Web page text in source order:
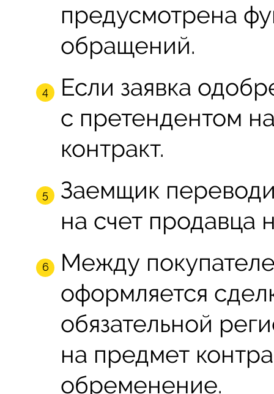
предусмотрена
обращений.
Если заявка
с претендентом
контракт.
Заемщик
на счет продавца
Между
оформляется
обязательной
на предмет
обременение.